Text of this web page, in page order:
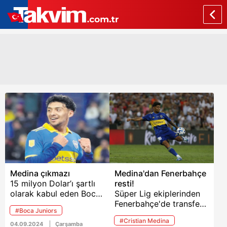
Medina çıkmazı
15 milyon Dolar’ı şartlı
olarak kabul eden Boca
Juniors, Medina’nın
devre arasına kadar
kalmasını istiyor.
#Boca Juniors
04.09.2024 Çarşamba
Medina'dan Fenerbahçe
resti!
Süper Lig ekiplerinden
Fenerbahçe'de transfer
çalışmaları sürüyor. Sarı
lacivertliler, Fred'in
#Cristian Medina